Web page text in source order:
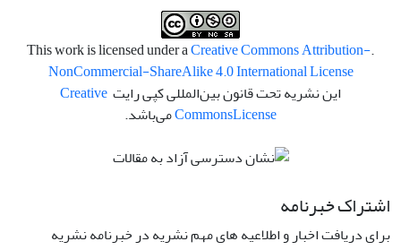
.This work is licensed under a
Creative Commons Attribution-
NonCommercial-ShareAlike 4.0 International License
این نشریه تحت قانون بین‌المللی کپی رایت Creative
CommonsLicense می‌باشد.
اشتراک خبرنامه
برای دریافت اخبار و اطلاعیه های مهم نشریه در خبرنامه نشریه